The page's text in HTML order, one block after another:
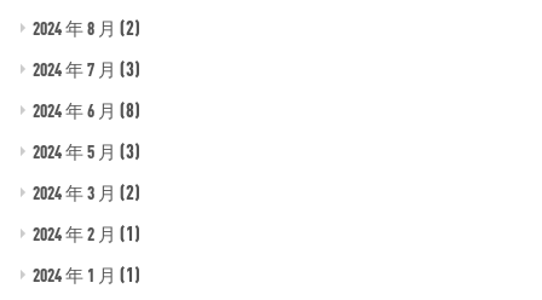
2024 年 8 月 (2)
2024 年 7 月 (3)
2024 年 6 月 (8)
2024 年 5 月 (3)
2024 年 3 月 (2)
2024 年 2 月 (1)
2024 年 1 月 (1)